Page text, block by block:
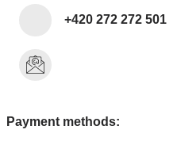
+420 272 272 501
Payment methods: